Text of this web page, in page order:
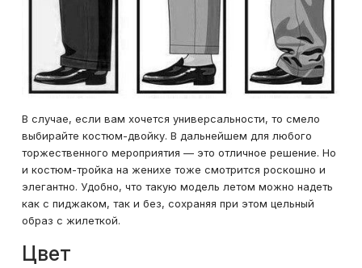
В случае, если вам хочется универсальности, то смело
выбирайте костюм-двойку. В дальнейшем для любого
торжественного мероприятия — это отличное решение. Но
и костюм-тройка на женихе тоже смотрится роскошно и
элегантно. Удобно, что такую модель летом можно надеть
как с пиджаком, так и без, сохраняя при этом цельный
образ с жилеткой.
Цвет